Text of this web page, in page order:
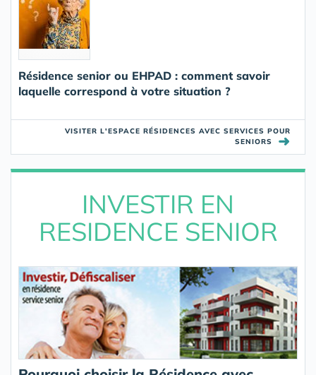
Résidence senior ou EHPAD : comment savoir
laquelle correspond à votre situation ?
VISITER L'ESPACE RÉSIDENCES AVEC SERVICES POUR
SENIORS
➜
INVESTIR EN
RESIDENCE SENIOR